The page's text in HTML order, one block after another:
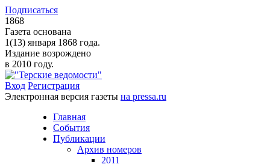
Подписаться
1868
Газета основана
1(13) января 1868 года.
Издание возрождено
в 2010 году.
Вход Регистрация
Электронная версия газеты на pressa.ru
Главная
События
Публикации
Архив номеров
2011